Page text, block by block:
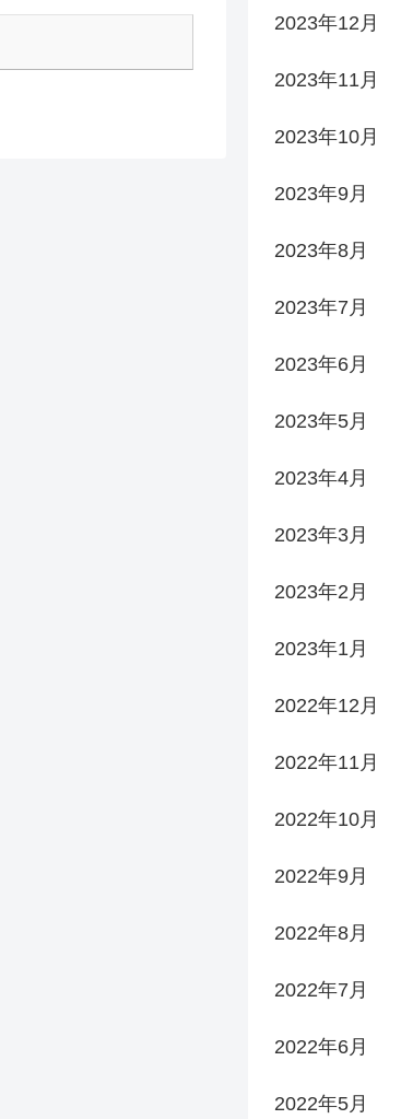
2023年12月
2023年11月
2023年10月
2023年9月
2023年8月
2023年7月
2023年6月
2023年5月
2023年4月
2023年3月
2023年2月
2023年1月
2022年12月
2022年11月
2022年10月
2022年9月
2022年8月
2022年7月
2022年6月
2022年5月